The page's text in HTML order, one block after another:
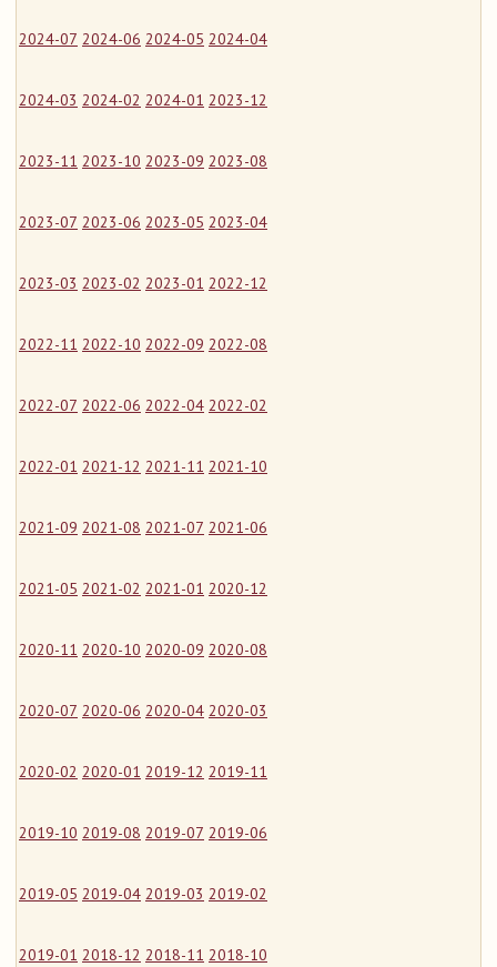
2024-07 2024-06 2024-05 2024-04
2024-03 2024-02 2024-01 2023-12
2023-11 2023-10 2023-09 2023-08
2023-07 2023-06 2023-05 2023-04
2023-03 2023-02 2023-01 2022-12
2022-11 2022-10 2022-09 2022-08
2022-07 2022-06 2022-04 2022-02
2022-01 2021-12 2021-11 2021-10
2021-09 2021-08 2021-07 2021-06
2021-05 2021-02 2021-01 2020-12
2020-11 2020-10 2020-09 2020-08
2020-07 2020-06 2020-04 2020-03
2020-02 2020-01 2019-12 2019-11
2019-10 2019-08 2019-07 2019-06
2019-05 2019-04 2019-03 2019-02
2019-01 2018-12 2018-11 2018-10